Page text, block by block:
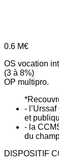
0.6 M€
OS vocation
(3 à 8%)
OP multipro.
-
et
- la
du
DISPOSITIF